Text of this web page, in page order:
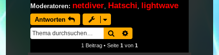
Moderatoren: netdiver, Hatschi, lightwave
Antworten
Suche
1 Beitrag • Seite 1 von 1